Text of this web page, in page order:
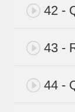
42 -
43 -
44 -